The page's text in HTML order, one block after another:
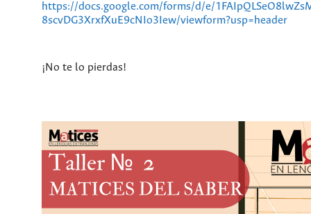
https://docs.google.com/forms/d/e/
8scvDG3XrxfXuE9cNIo3Iew/viewform?usp=header
¡No te lo pierdas!